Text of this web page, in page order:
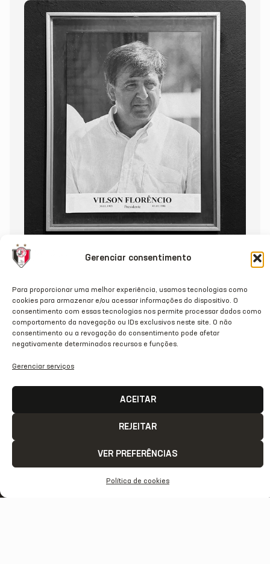
Gerenciar consentimento
Para proporcionar uma melhor experiência, usamos tecnologias como
cookies para armazenar e/ou acessar informações do dispositivo. O
consentimento com essas tecnologias nos permite processar dados como
comportamento da navegação ou IDs exclusivos neste site. O não
consentimento ou a revogação do consentimento pode afetar
negativamente determinados recursos e funções.
Gerenciar serviços
ACEITAR
REJEITAR
VER PREFERÊNCIAS
Política de cookies
NOTA DE PESAR: VILSON FLORÊNCIO
02/07/2026